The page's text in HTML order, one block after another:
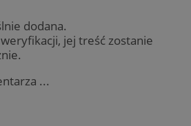
dodana.
jej treść zostanie
...